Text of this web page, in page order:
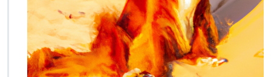
i
s
e
z
i
e